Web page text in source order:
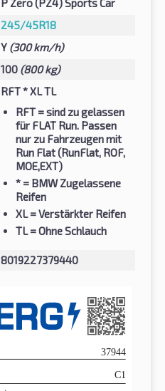
P Zero (PZ4) Sports Car
245/45R18
Y (300 km/h)
100 (800 kg)
RFT * XL TL
RFT = sind zu gelassen
für FLAT Run. Passen
nur zu Fahrzeugen mit
Run Flat (RunFlat, ROF,
MOE,EXT)
* = BMW Zugelassene
Reifen
XL= Verstärkter Reifen
TL= Ohne Schlauch
8019227379440